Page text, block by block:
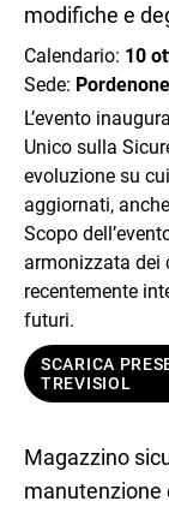
modifiche e
Calendario: 10
Sede: Pordenone
L’evento
Unico sulla
evoluzione su
aggiornati,
Scopo
armonizzata dei
recentemente
futuri.
SCARICA
TREVISIOL
Magazzino
manutenzione